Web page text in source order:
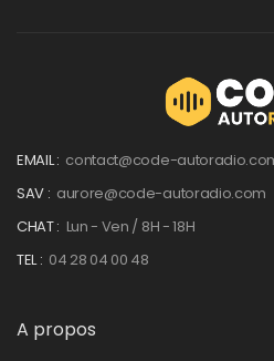
EMAIL : contact@code-
SAV : aurore@code-autoradio.com
CHAT : Lun - Ven / 8H - 18H
TEL : 04 28 04 00 48
A propos